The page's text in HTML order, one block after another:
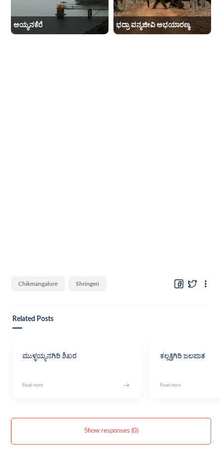
ಅಯ್ಯನಕೆರೆ ಭದ್ರಾ ವನ್ಯಜೀವಿ ಅಭಯಾರಣ್ಯ
Chikmangalore Shringeri
Related Posts
ಮುಳ್ಳಯ್ಯನಗಿರಿ ಶಿಖರ ಕಲ್ಲತ್ತಿಗಿರಿ ಜಲಪಾತ
Show responses (0)